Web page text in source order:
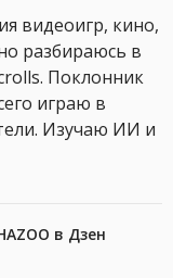
видеоигр, кино,
разбираюсь в
Поклонник
играю в
Изучаю ИИ и
в Дзен